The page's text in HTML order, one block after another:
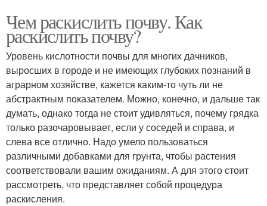
Чем раскислить почву. Как
раскислить почву?
Уровень кислотности почвы для многих дачников,
выросших в городе и не имеющих глубоких познаний в
аграрном хозяйстве, кажется каким-то чуть ли не
абстрактным показателем. Можно, конечно, и дальше так
думать, однако тогда не стоит удивляться, почему грядка
только разочаровывает, если у соседей и справа, и
слева все отлично. Надо умело пользоваться
различными добавками для грунта, чтобы растения
соответствовали вашим ожиданиям. А для этого стоит
рассмотреть, что представляет собой процедура
раскисления.